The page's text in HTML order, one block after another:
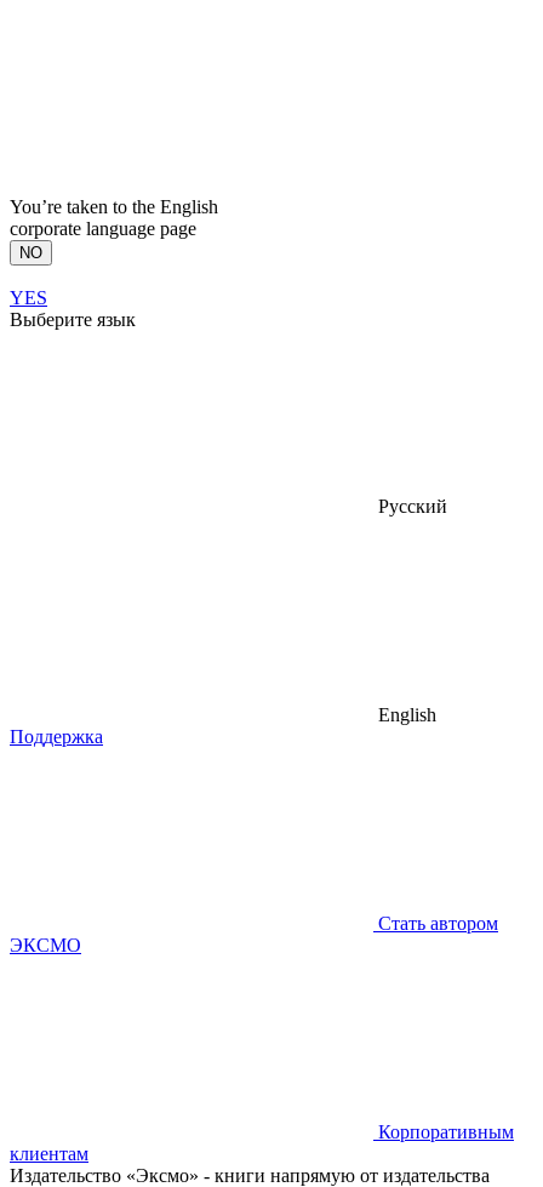
You’re taken to the English
corporate language page
NO
YES
Выберите язык
Русский
English
Поддержка
Стать автором
ЭКСМО
Корпоративным
клиентам
Издательство «Эксмо» - книги напрямую от издательства